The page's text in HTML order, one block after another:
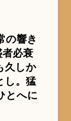
の響き
必衰
久しか
し。猛
とへに